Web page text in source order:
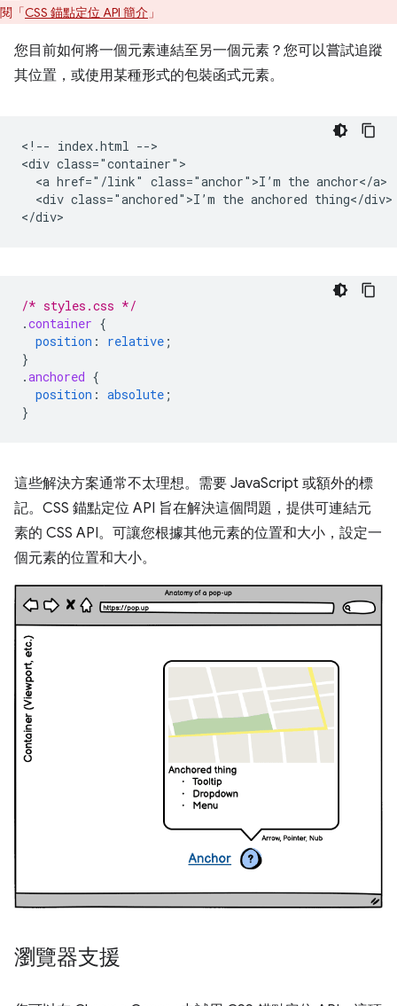
閱「CSS 錨點定位 API 簡介 」
您目前如何將一個元素連結至另一個元素？您可以嘗試追蹤
其位置，或使用某種形式的包裝函式元素。
<!-- index.html -->
<div class="container">
  <a href="/link" class="anchor">I’m the anchor</a>
  <div class="anchored">I’m the anchored thing</div>
/* styles.css */
.container {
position : relative ;
}
.anchored {
position : absolute ;
}
這些解決方案通常不太理想。需要 JavaScript 或額外的標
記。CSS 錨點定位 API 旨在解決這個問題，提供可連結元
素的 CSS API。可讓您根據其他元素的位置和大小，設定一
個元素的位置和大小。
瀏覽器支援